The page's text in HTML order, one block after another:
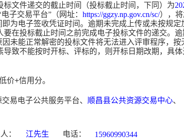
标文件递交的截止时间（投标截止时间，下同）为
子交易平台”（网址： https://ggzy.np.gov.cn/sc/），
为电子签收凭证时间。逾期未完成上传或未按规定
要在投标截止时间之前完成电子投标文件的递交。
未能正常解密的投标文件将无法进入评审程序，按
导致不能按时开标、评标的，则开标日期改期，具
价+信用分。
易电子公共服务平台、 顺昌县公共资源交易中心、
： 江先生 电话：
15960990344